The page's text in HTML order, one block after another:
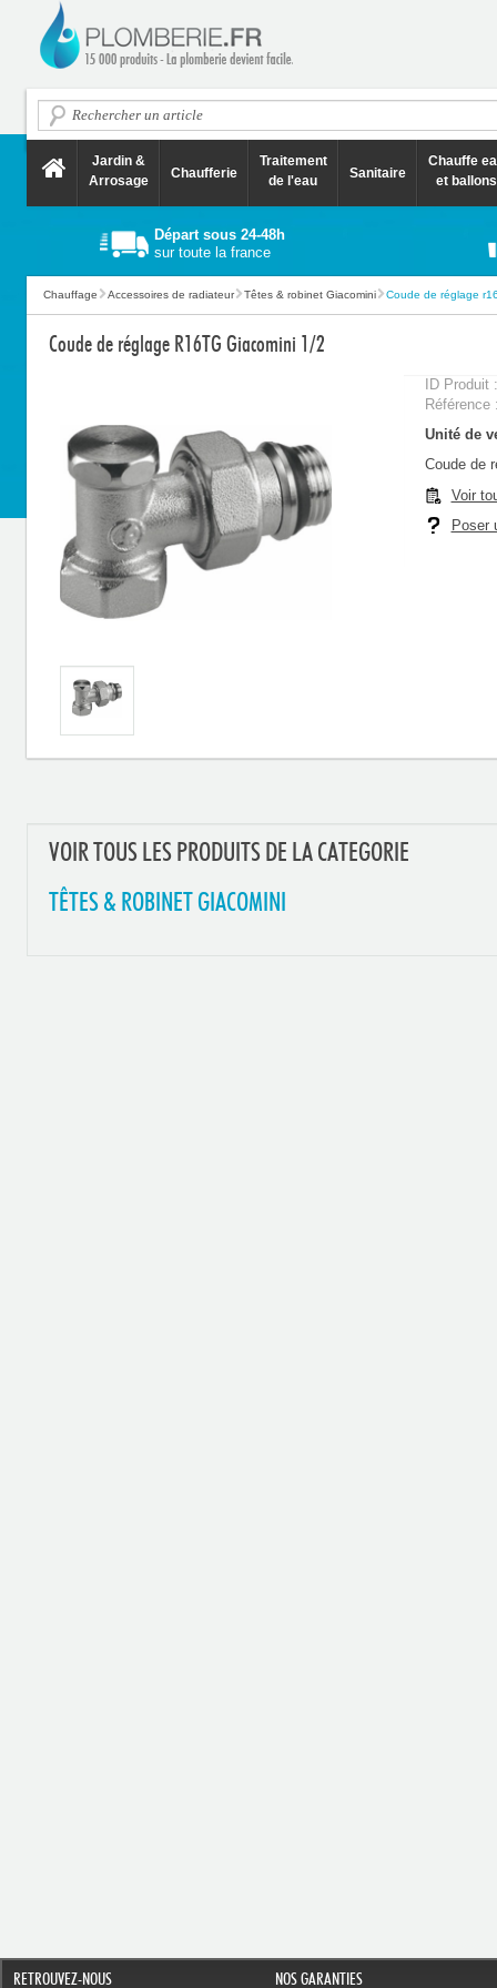
Jardin &
Arrosage
Chaufferie
Traitement
de l'eau
Sanitaire
Chauffe
et ballons
Départ sous 24-48h
sur toute la france
Chauffage Accessoires de radiateur Têtes & robinet Giacomini Coude de réglage
Coude de réglage R16TG Giacomini 1/2
ID Produit
Unité de
Coude de
Voir
Poser
VOIR TOUS LES PRODUITS DE LA CATEGORIE
TÊTES & ROBINET GIACOMINI
RETROUVEZ-NOUS NOS GARANTIES